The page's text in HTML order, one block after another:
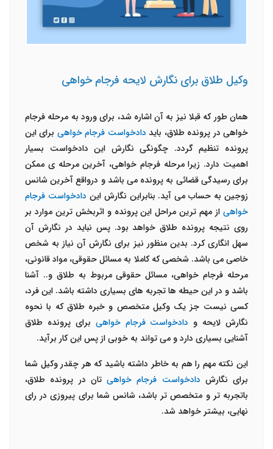
وکیل طلاق برای نگارش لایحه فرجام خواهی
همان طور که قبلا نیز به آن اشاره شد، برای ورود به مرحله فرجام
خواهی در پرونده طلاق، باید دادخواست فرجام خواهی برای این
پرونده تنظیم گردد. چگونگی نگارش این دادخواست بسیار
اهمیت دارد. زیرا مرحله فرجام خواهی، آخرین مرحله ی ممکن
برای رسیدگی قضائی به پرونده می باشد و درواقع آخرین شانس
زوجین به حساب می آید. بنابراین نگارش این دادخواست فرجام
خواهی از مهم ترین مراحل این پرونده و اثربخش ترین موارد بر
روی نتیجه پرونده طلاق خواهد بود. پس نباید در نگارش آن
سهل انگاری کرد. بدین منظور نیز برای نگارش آن نیاز به شخص
خاصی می باشد. شخصی که کاملا به مسائل حقوقی، مواد قانونی،
مرحله فرجام خواهی، مسائل حقوقی مربوط به طلاق و.. آشنا
باشد و در این حیطه ها تجربه های بسیاری داشته باشد. این فرد،
کسی نیست جز یک وکیل متخصص و خبره طلاق که با نحوه
نگارش لایحه و دادخواست فرجام خواهی برای پرونده طلاق
آشنایی بسیاری دارد و می تواند به خوبی از پس این کار برآید.
این نکته مهم را هم به خاطر داشته باشید که هر چقدر وکیل شما
برای نگارش دادخواست فرجام خواهی تان در پرونده طلاق،
باتجربه تر و متخصص تر باشد، شانس شما برای پیروزی در رای
نهایی، بیشتر خواهد شد.